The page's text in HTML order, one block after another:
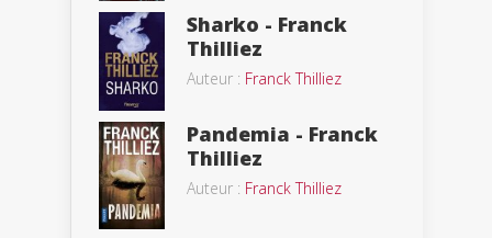
Sharko - Franck
Thilliez
Auteur : Franck Thilliez
Pandemia - Franck
Thilliez
Auteur : Franck Thilliez